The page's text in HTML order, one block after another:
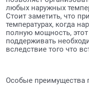
любых наружных
Стоит заметить, что
температурах, когда
полную мощность,
поддерживать
вследствие того что
Особые преимущества